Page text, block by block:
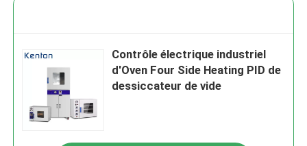
Contrôle électrique industriel
d'Oven Four Side Heating PID de
dessiccateur de vide